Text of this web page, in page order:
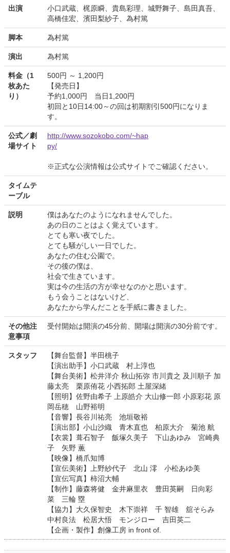
出演
小口武蔵、梶原瞬、貴島彩理、城野舞子、島田真吾、
高橋佳宏、濱田梨紗子、為村篤
脚本 為村篤
演出 為村篤
料金（1
枚あた
り）
500円 ～ 1,200円
【発売日】
予約1,000円 当日1,200円
初回と10日14:00～の回は初期割引500円になりま
す。
公式／劇
場サイト
http://www.sozokobo.com/~hap
py/
※正式な公演情報は公式サイトでご確認ください。
タイムテ
ーブル
説明
僕はあなたのようになれませんでした。
あの日のことはよく覚えています。
とても寒い夜でした。
とても騒がしい一日でした。
あなたの住む公園で。
その後の僕は、
社会で生きています。
実は今の生活の方が幸せなのかと思います。
もう会うことはないけど、
あなたから学んだことを手紙に書きました。
その他注
意事項
受付開始は開演の45分前、開場は開演の30分前です。
スタッフ
【舞台監督】半田桃子
【演出助手】小口武蔵 村上淳也
【舞台美術】松井洋介 秋山拓弥 市川貴之 及川順子 加
藤太亮 栗原侑花 小西拓郎 土屋深緒
【照明】佐野由希子 上原皓介 大山修一郎 小原彩花 原
岡岳穂 山野裕明
【音響】長谷川祐亮 池垣敬裕
【演出部】小山沙織 青木直也 柏原大介 菊池 航
【衣裳】葺石智子 飯塚久美子 下山あゆみ 宮崎典
子 矢野 薫
【映像】橋爪知博
【宣伝美術】上野紗代子 北山 澪 小松あゆ美
【宣伝写真】柿沼大輔
【制作】藤森将健 金井麻里衣 豊田英嗣 日向彩
菜 三輪 塁
【協力】大久保智史 木下崇祥 千 智雄 舘そらみ
中村良法 松居大悟 モンジロー 吉田英二
【企画・製作】創像工房 in front of.